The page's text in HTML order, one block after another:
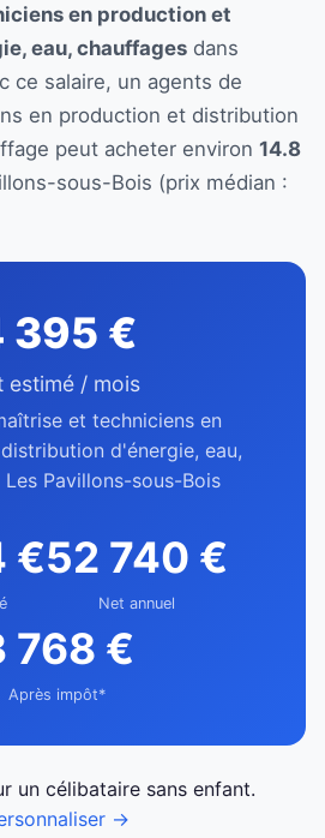
en production et
eau, chauffages dans
ce salaire, un agents de
en production et distribution
peut acheter environ 14.8
sous-Bois (prix médian :
395 €
estimé / mois
et techniciens en
d'énergie, eau,
Pavillons-sous-Bois
€52 740 €
Net annuel
768 €
Après impôt*
un célibataire sans enfant.
→